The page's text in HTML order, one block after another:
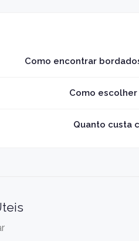
Como encontrar
Como
Quanto custa